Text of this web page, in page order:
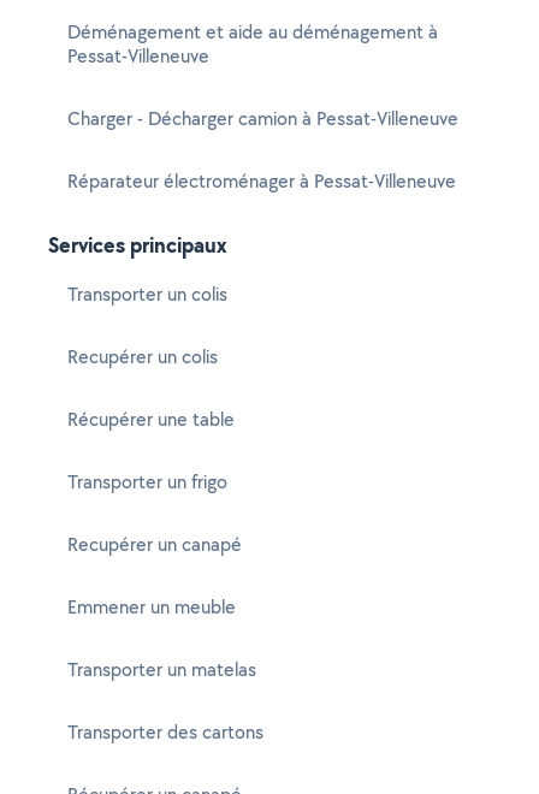
Déménagement et aide au déménagement à
Pessat-Villeneuve
Charger - Décharger camion à Pessat-Villeneuve
Réparateur électroménager à Pessat-Villeneuve
Services principaux
Transporter un colis
Recupérer un colis
Récupérer une table
Transporter un frigo
Recupérer un canapé
Emmener un meuble
Transporter un matelas
Transporter des cartons